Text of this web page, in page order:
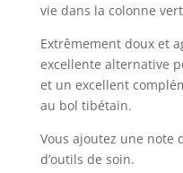
vie dans la colonne
Extrêmement doux et
excellente alternative
et un excellent
au bol tibétain.
Vous ajoutez une note
d’outils de soin.